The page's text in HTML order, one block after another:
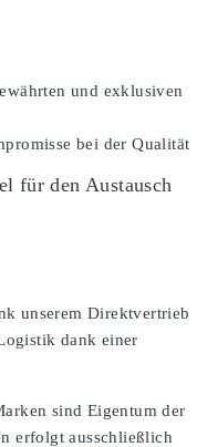
und exklusiven
bei der Qualität
für den Austausch
unserem Direktvertrieb
dank einer
sind Eigentum der
erfolgt ausschließlich